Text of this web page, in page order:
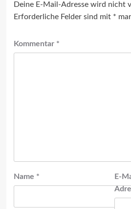
Deine E-Mail-Adresse wird nicht
Erforderliche Felder sind mit *
Kommentar *
Name *
E-